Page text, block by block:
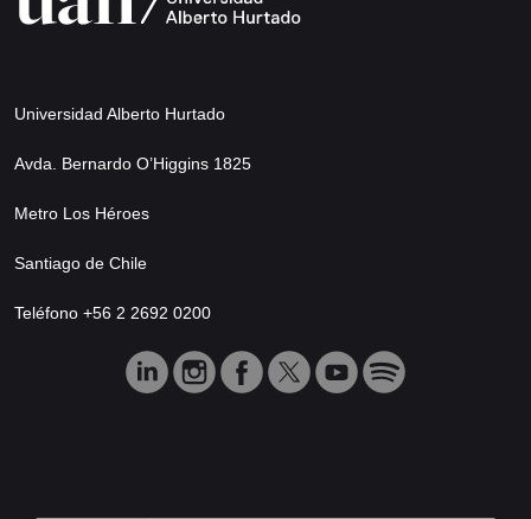
Universidad Alberto Hurtado
Avda. Bernardo O’Higgins 1825
Metro Los Héroes
Santiago de Chile
Teléfono +56 2 2692 0200